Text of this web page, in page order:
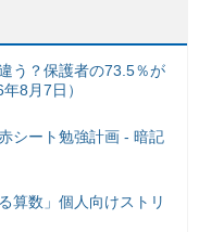
う？保護者の73.5％が
8月7日）
シート勉強計画 - 暗記
算数」個人向けストリ